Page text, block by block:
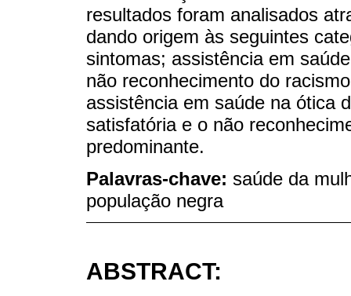
resultados foram analisados
dando origem às seguintes
sintomas; assistência em
não reconhecimento do
assistência em saúde na ótica
satisfatória e o não
predominante.
Palavras-chave: saúde da
população negra
ABSTRACT: